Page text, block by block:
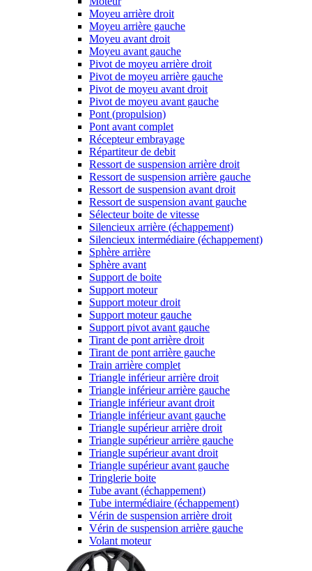
Moyeu arrière droit
Moyeu arrière gauche
Moyeu avant droit
Moyeu avant gauche
Pivot de moyeu arrière droit
Pivot de moyeu arrière gauche
Pivot de moyeu avant droit
Pivot de moyeu avant gauche
Pont (propulsion)
Pont avant complet
Récepteur embrayage
Répartiteur de debit
Ressort de suspension arrière droit
Ressort de suspension arrière gauche
Ressort de suspension avant droit
Ressort de suspension avant gauche
Sélecteur boite de vitesse
Silencieux arrière (échappement)
Silencieux intermédiaire (échappement)
Sphère arrière
Sphère avant
Support de boite
Support moteur
Support moteur droit
Support moteur gauche
Support pivot avant gauche
Tirant de pont arrière droit
Tirant de pont arrière gauche
Train arrière complet
Triangle inférieur arrière droit
Triangle inférieur arrière gauche
Triangle inférieur avant droit
Triangle inférieur avant gauche
Triangle supérieur arrière droit
Triangle supérieur arrière gauche
Triangle supérieur avant droit
Triangle supérieur avant gauche
Tringlerie boite
Tube avant (échappement)
Tube intermédiaire (échappement)
Vérin de suspension arrière droit
Vérin de suspension arrière gauche
Volant moteur